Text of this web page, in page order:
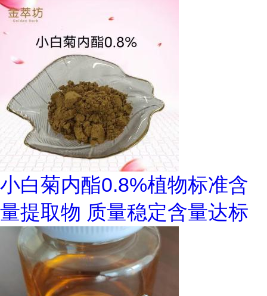
小白菊内酯0.8%植物标准含
量提取物 质量稳定含量达标